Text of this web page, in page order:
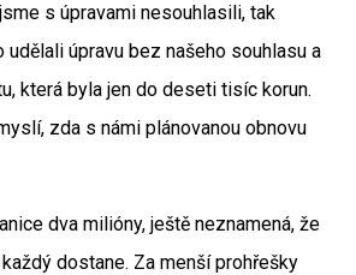
s úpravami nesouhlasili, tak
udělali úpravu bez našeho souhlasu a
která byla jen do deseti tisíc korun.
zda s námi plánovanou obnovu
dva milióny, ještě neznamená, že
dostane. Za menší prohřešky